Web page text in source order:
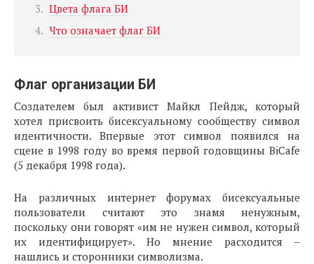
Цвета флага БИ
Что означает флаг БИ
Флаг организации БИ
Создателем был активист Майкл Пейдж, который
хотел присвоить бисексуальному сообществу символ
идентичности. Впервые этот символ появился на
сцене в 1998 году во время первой годовщины BiCafe
(5 декабря 1998 года).
На различных интернет форумах бисексуальные
пользователи считают это знамя ненужным,
поскольку они говорят «им не нужен символ, который
их идентифицирует». Но мнение расходится –
нашлись и сторонники символизма.